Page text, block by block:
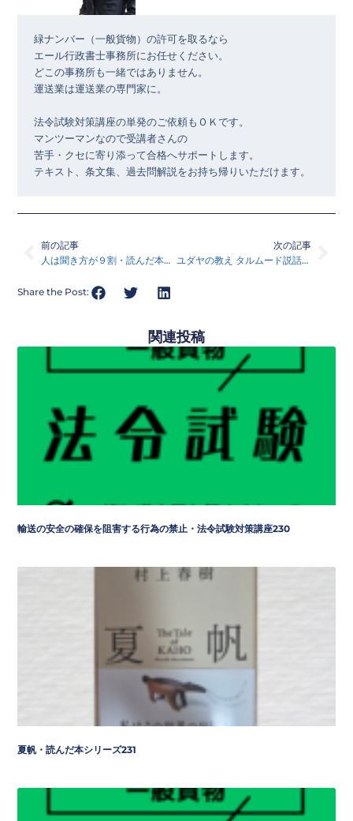
緑ナンバー（一般貨物）の許可を取るなら
エール行政書士事務所にお任せください。
どこの事務所も一緒ではありません。
運送業は運送業の専門家に。
法令試験対策講座の単発のご依頼もＯＫです。
マンツーマンなので受講者さんの
苦手・クセに寄り添って合格へサポートします。
テキスト、条文集、過去問解説をお持ち帰りいただけます。
前の記事
人は聞き方が９割・読んだ本シリーズ88
次の記事
ユダヤの教え タルムード説話集・読んだ本シリーズ89
Share the Post:
関連投稿
輸送の安全の確保を阻害する行為の禁止・法令試験対策講座230
夏帆・読んだ本シリーズ231